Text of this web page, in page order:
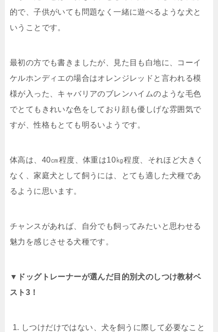
的で、子供がいても問題なく一緒に遊べるような犬と
いうことです。
最初の方でも書きましたが、見た目も白地に、コーイ
ケルホンディエの場合はオレンジレッドと言われる模
様が入った、キャバリアのブレンハイムのような毛色
でとてもきれいな色をしており顔も優しげな雰囲気で
すが、性格もとても明るいようです。
体高は、40㎝程度、体重は10㎏程度、それほど大きく
なく、家庭犬として飼うには、とても適した犬種であ
るように思います。
チャンスがあれば、自分でも飼ってみたいと思わせる
魅力を感じさせる犬種です。
▼ドッグトレーナーが選んだ目的別犬のしつけ教材ベ
スト3！
しつけだけではない、犬を飼うに際して必要なこと